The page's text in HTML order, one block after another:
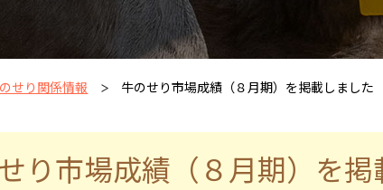
ＪＡグループ自己
せり関係情報 牛のせり市場成績（８月期）を掲載しました
り市場成績（８月期）を掲